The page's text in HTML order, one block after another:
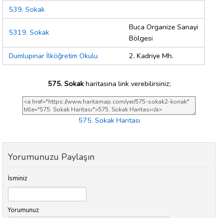
539. Sokak
5319. Sokak
Buca Organize Sanayi
Bölgesi
Dumlupınar İlköğretim Okulu
2. Kadriye Mh.
575. Sokakharitasına link verebilirsiniz;
575. Sokak Haritası
Yorumunuzu Paylaşın
İsminiz
Yorumunuz